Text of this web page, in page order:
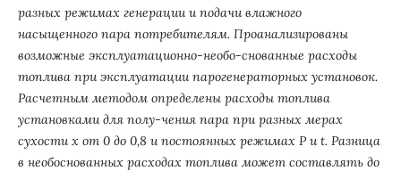
разных режимах генерации и подачи влажного
насыщенного пара потребителям. Проанализированы
возможные эксплуатационно-необо-снованные расходы
топлива при эксплуатации парогенераторных установок.
Расчетным методом определены расходы топлива
установками для полу-чения пара при разных мерах
сухости х от 0 до 0,8 и постоянных режимах Р и t. Разница
в необоснованных расходах топлива может составлять до